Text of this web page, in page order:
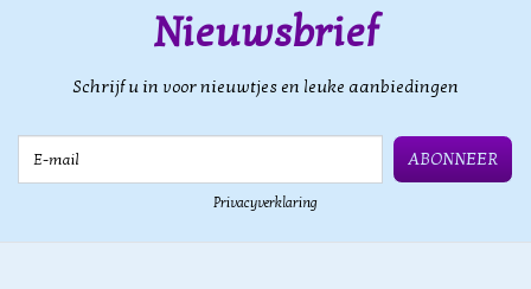
Nieuwsbrief
Schrijf u in voor nieuwtjes en leuke aanbiedingen
ABONNEER
Privacyverklaring